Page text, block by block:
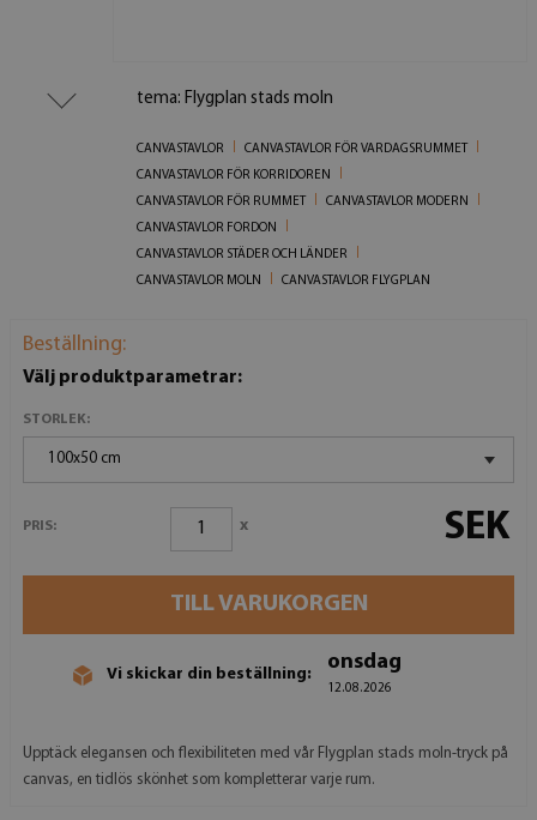
tema: Flygplan stads moln
CANVASTAVLOR
CANVASTAVLOR FÖR VARDAGSRUMMET
CANVASTAVLOR FÖR KORRIDOREN
CANVASTAVLOR FÖR RUMMET
CANVASTAVLOR MODERN
CANVASTAVLOR FORDON
CANVASTAVLOR STÄDER OCH LÄNDER
CANVASTAVLOR MOLN
CANVASTAVLOR FLYGPLAN
Beställning:
Välj produktparametrar:
STORLEK:
100x50 cm
PRIS: x SEK
TILL VARUKORGEN
Vi skickar din beställning:
onsdag
12.08.2026
Upptäck elegansen och flexibiliteten med vår Flygplan stads moln-tryck på
canvas, en tidlös skönhet som kompletterar varje rum.